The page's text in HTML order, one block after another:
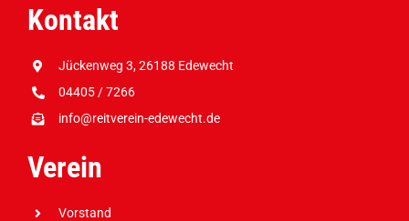
Kontakt
Jückenweg 3, 26188 Edewecht
04405 / 7266
info@reitverein-edewecht.de
Verein
Vorstand